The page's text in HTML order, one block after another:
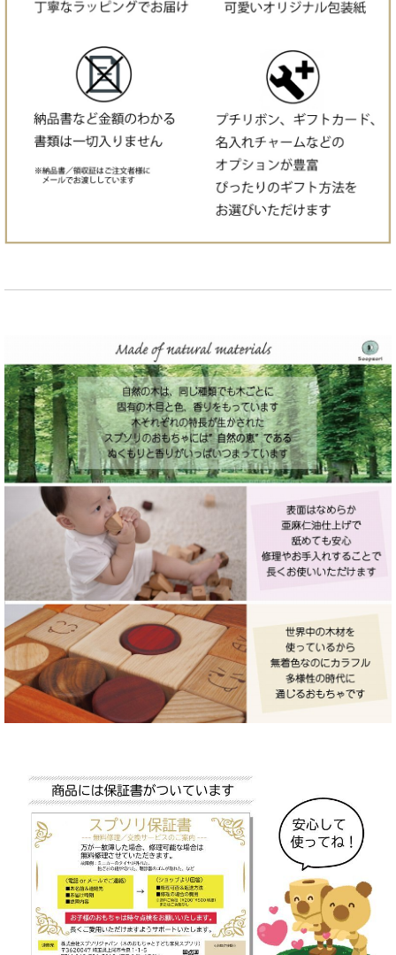
価格で選ぶ:¥3001〜¥5000
価格で選ぶ:¥5001〜¥8000
価格で選ぶ:¥8001〜¥10000
価格で選ぶ:¥10001〜¥20000
プレート商品
車おもちゃ
子守ふだ
ドミノ、歯固め
その他